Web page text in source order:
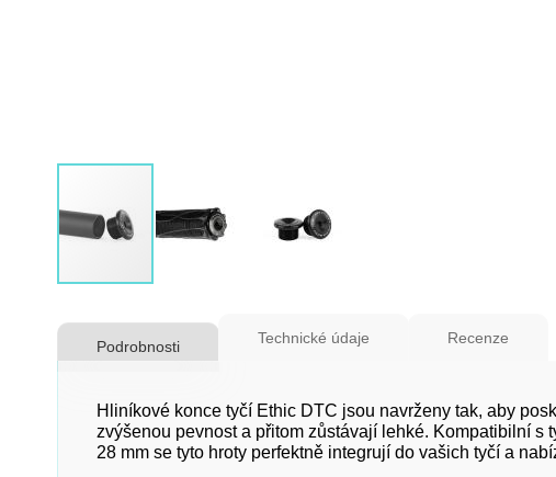
na
začátek
obrázky
Podrobnosti
Hliníkové konce tyčí Ethic DTC jsou navrženy tak, aby
zvýšenou pevnost a přitom zůstávají lehké. Kompatibilní s
28 mm se tyto hroty perfektně integrují do vašich tyčí a
Technické údaje Recenze